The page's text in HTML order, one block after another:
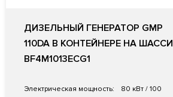
ДИЗЕЛЬНЫЙ ГЕНЕРАТОР GMP
110DA В КОНТЕЙНЕРЕ НА ШАССИ
BF4M1013ECG1
Электрическая мощность:
80 кВт / 100